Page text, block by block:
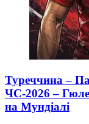
Туреччина –
ЧС-2026 –
на Мундіалі